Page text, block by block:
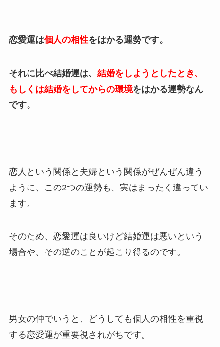
恋愛運は個人の相性をはかる運勢です。
それに比べ結婚運は、 結婚をしようとしたとき、
もしくは結婚をしてからの環境をはかる運勢なん
です。
恋人という関係と夫婦という関係がぜんぜん違う
ように、この2つの運勢も、実はまったく違ってい
ます。
そのため、恋愛運は良いけど結婚運は悪いという
場合や、その逆のことが起こり得るのです。
男女の仲でいうと、どうしても個人の相性を重視
する恋愛運が重要視されがちです。